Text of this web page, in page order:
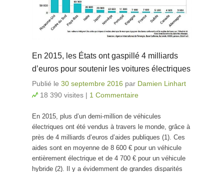
En 2015, les États ont gaspillé 4 milliards
d’euros pour soutenir les voitures électriques
Publié le 30 septembre 2016 par Damien Linhart
18 390 visites | 1 Commentaire
En 2015, plus d’un demi-million de véhicules
électriques ont été vendus à travers le monde, grâce à
près de 4 milliards d’euros d’aides publiques (1). Ces
aides sont en moyenne de 8 600 € pour un véhicule
entièrement électrique et de 4 700 € pour un véhicule
hybride (2). Il y a évidemment de grandes disparités